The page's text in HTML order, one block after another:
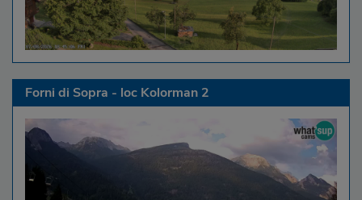
Forni di Sopra - loc Kolorman 2